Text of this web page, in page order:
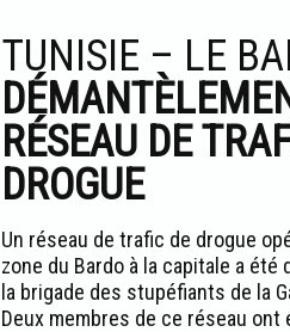
TUNISIE – LE
RÉSEAU DE
DROGUE
Un réseau de trafic de drogue
zone du Bardo à la capitale a été
la brigade des stupéfiants de la
Deux membres de ce réseau ont